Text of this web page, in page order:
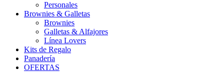
Personales
Brownies & Galletas
Brownies
Galletas & Alfajores
Línea Lovers
Kits de Regalo
Panadería
OFERTAS